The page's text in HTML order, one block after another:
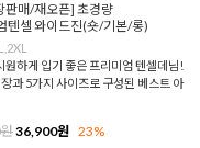
매/재오픈] 초경량
텐셀 와이드진(숏/기본/롱)
원하게 입기 좋은 프리미엄 텐셀데님!
과 5가지 사이즈로 구성된 베스트 아
36,900원 23%